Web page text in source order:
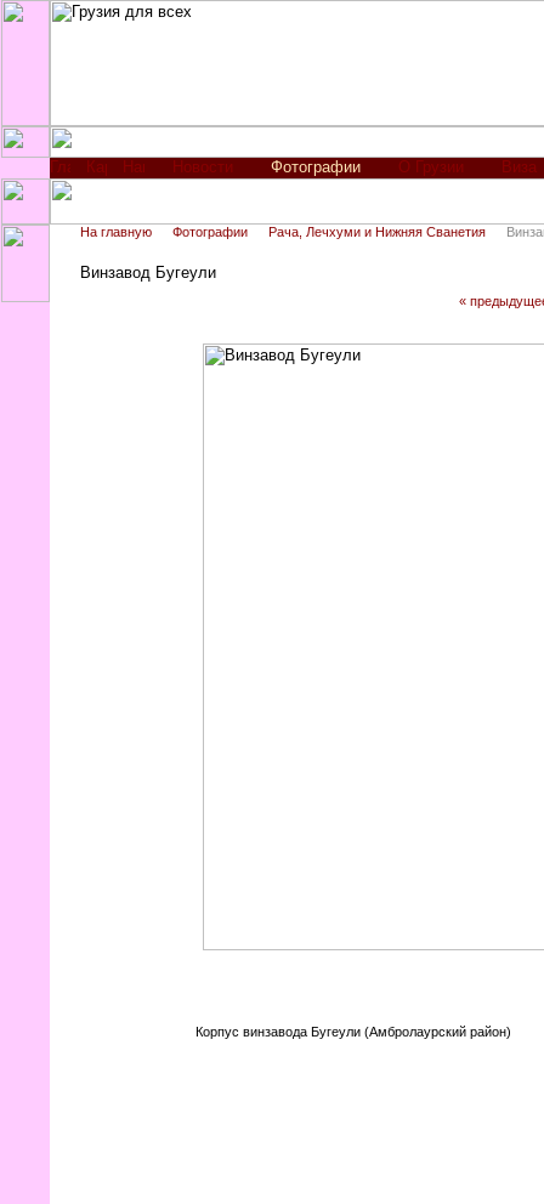
Новости Фотографии О Грузии Виза
На главную Фотографии Рача, Лечхуми и Нижняя Сванетия
Винзавод Бугеули
«
Корпус винзавода Бугеули (Амбролаурский район)